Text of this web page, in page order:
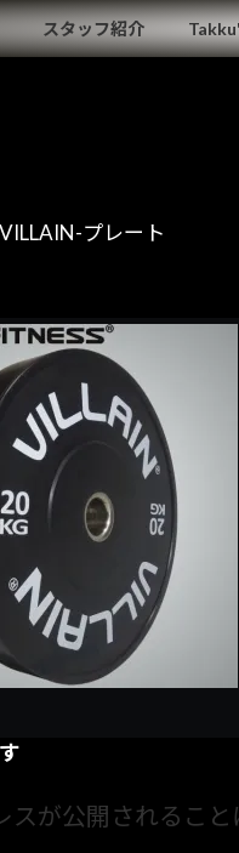
スタッフ紹介
VILLAIN-プレート
スが公開されること